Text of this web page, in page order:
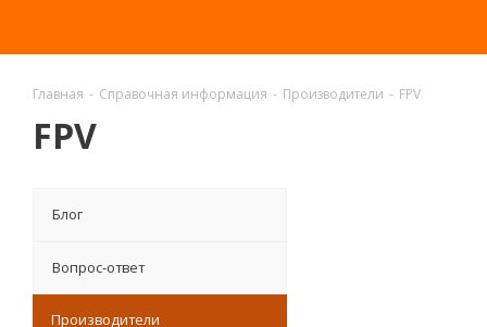
Главная - Справочная информация - Производители - FPV
FPV
Блог
Вопрос-ответ
Производители